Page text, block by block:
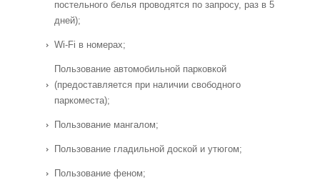
постельного белья проводятся по запросу, раз в 5
дней);
Wi-Fi в номерах;
Пользование автомобильной парковкой
(предоставляется при наличии свободного
паркоместа);
Пользование мангалом;
Пользование гладильной доской и утюгом;
Пользование феном;